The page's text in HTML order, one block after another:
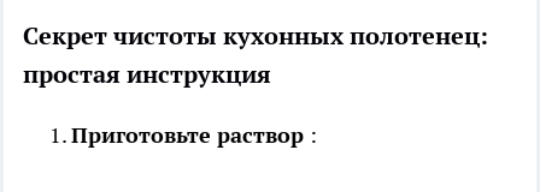
Секрет чистоты кухонных полотенец:
простая инструкция
Приготовьте раствор :